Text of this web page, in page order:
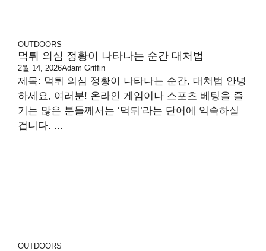
OUTDOORS
먹튀 의심 정황이 나타나는 순간 대처법
2월 14, 2026Adam Griffin
제목: 먹튀 의심 정황이 나타나는 순간, 대처법 안녕
하세요, 여러분! 온라인 게임이나 스포츠 베팅을 즐
기는 많은 분들께서는 ‘먹튀’라는 단어에 익숙하실
겁니다. ...
OUTDOORS